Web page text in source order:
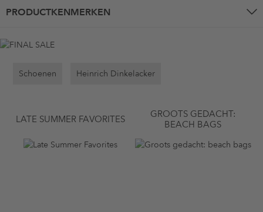
PRODUCTKENMERKEN
Schoenen Heinrich Dinkelacker
LATE SUMMER FAVORITES
GROOTS GEDACHT:
BEACH BAGS